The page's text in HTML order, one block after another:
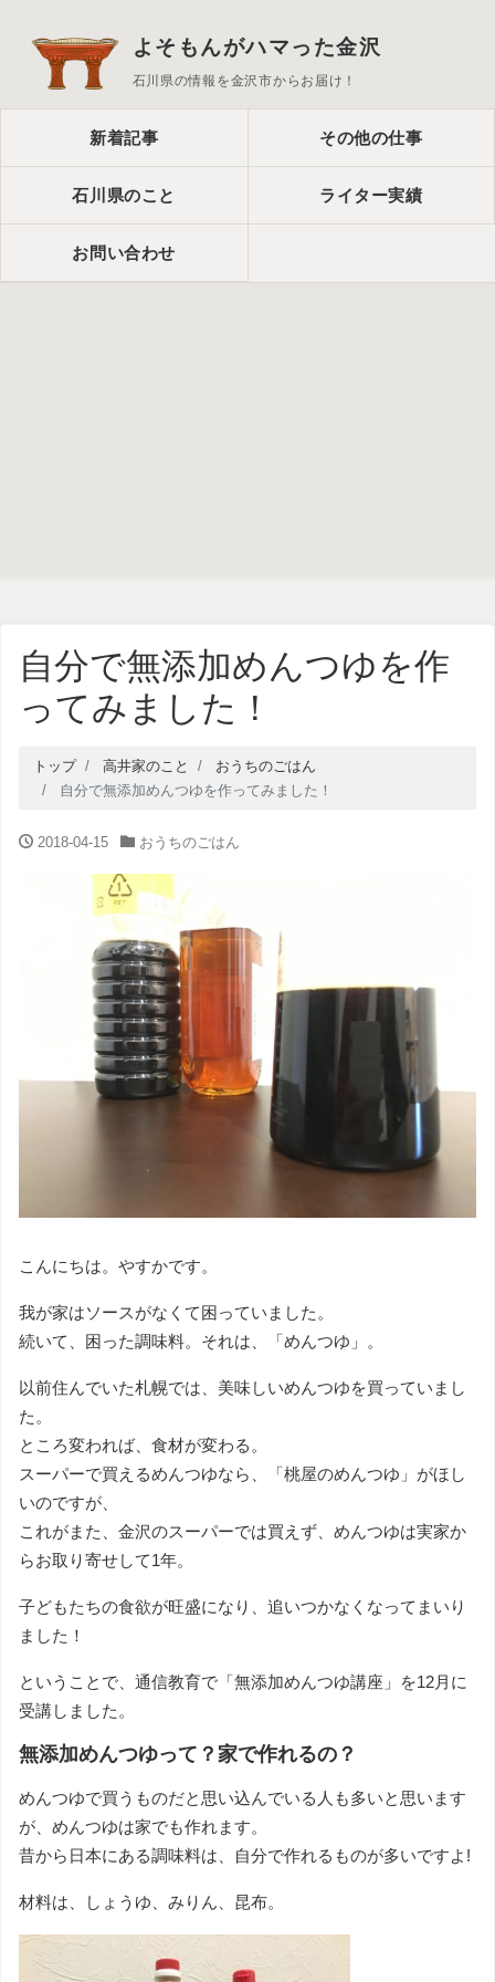
よそもんがハマった金沢
石川県の情報を金沢市からお届け！
新着記事 その他の仕事
石川県のこと ライター実績
お問い合わせ
自分で無添加めんつゆを作
ってみました！
トップ 高井家のこと
おうちのごはん
自分で無添加めんつゆを作ってみました！
2018-04-15 おうちのごはん
こんにちは。やすかです。
我が家はソースがなくて困っていました。
続いて、困った調味料。それは、「めんつゆ」。
以前住んでいた札幌では、美味しいめんつゆを買っていまし
た。
ところ変われば、食材が変わる。
スーパーで買えるめんつゆなら、「桃屋のめんつゆ」がほし
いのですが、
これがまた、金沢のスーパーでは買えず、めんつゆは実家か
らお取り寄せして1年。
子どもたちの食欲が旺盛になり、追いつかなくなってまいり
ました！
ということで、通信教育で「無添加めんつゆ講座」を12月に
受講しました。
無添加めんつゆって？家で作れるの？
めんつゆで買うものだと思い込んでいる人も多いと思います
が、めんつゆは家でも作れます。
昔から日本にある調味料は、自分で作れるものが多いですよ!
材料は、しょうゆ、みりん、昆布。